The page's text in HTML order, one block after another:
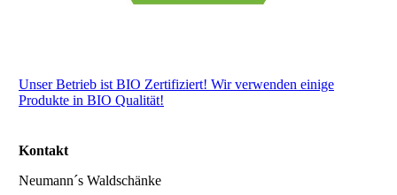
Unser Betrieb ist BIO Zertifiziert! Wir verwenden einige
Produkte in BIO Qualität!
Kontakt
Neumann´s Waldschänke